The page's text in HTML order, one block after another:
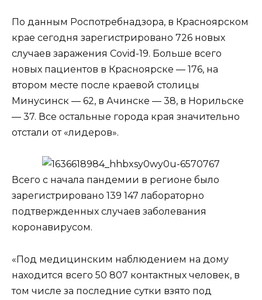
По данным Роспотребнадзора, в Красноярском
крае сегодня зарегистрировано 726 новых
случаев заражения Covid-19. Больше всего
новых пациентов в Красноярске — 176, на
втором месте после краевой столицы
Минусинск — 62, в Ачинске — 38, в Норильске
— 37. Все остальные города края значительно
отстали от «лидеров».
Всего с начала пандемии в регионе было
зарегистрировано 139 147 лабораторно
подтвержденных случаев заболевания
коронавирусом.
«Под медицинским наблюдением на дому
находится всего 50 807 контактных человек, в
том числе за последние сутки взято под